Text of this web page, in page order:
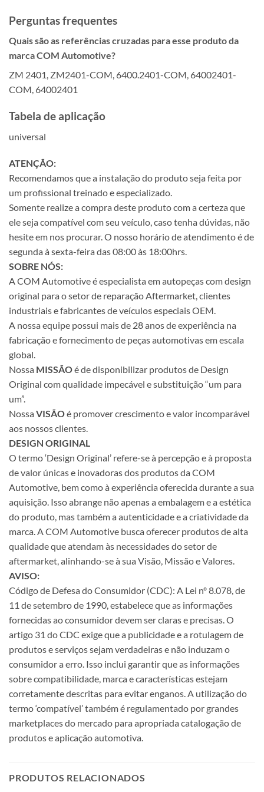
Perguntas frequentes
Quais são as referências cruzadas para esse produto da
marca COM Automotive?
ZM 2401, ZM2401-COM, 6400.2401-COM, 64002401-
COM, 64002401
Tabela de aplicação
universal
ATENÇÃO:
Recomendamos que a instalação do produto seja feita por
um profissional treinado e especializado.
Somente realize a compra deste produto com a certeza que
ele seja compatível com seu veículo, caso tenha dúvidas, não
hesite em nos procurar. O nosso horário de atendimento é de
segunda à sexta-feira das 08:00 às 18:00hrs.
SOBRE NÓS:
A COM Automotive é especialista em autopeças com design
original para o setor de reparação Aftermarket, clientes
industriais e fabricantes de veículos especiais OEM.
A nossa equipe possui mais de 28 anos de experiência na
fabricação e fornecimento de peças automotivas em escala
global.
Nossa MISSÃOé de disponibilizar produtos de Design
Original com qualidade impecável e substituição “um para
um”.
Nossa VISÃOé promover crescimento e valor incomparável
aos nossos clientes.
DESIGN ORIGINAL
O termo ‘Design Original’ refere-se à percepção e à proposta
de valor únicas e inovadoras dos produtos da COM
Automotive, bem como à experiência oferecida durante a sua
aquisição. Isso abrange não apenas a embalagem e a estética
do produto, mas também a autenticidade e a criatividade da
marca. A COM Automotive busca oferecer produtos de alta
qualidade que atendam às necessidades do setor de
aftermarket, alinhando-se à sua Visão, Missão e Valores.
AVISO:
Código de Defesa do Consumidor (CDC): A Lei nº 8.078, de
11 de setembro de 1990, estabelece que as informações
fornecidas ao consumidor devem ser claras e precisas. O
artigo 31 do CDC exige que a publicidade e a rotulagem de
produtos e serviços sejam verdadeiras e não induzam o
consumidor a erro. Isso inclui garantir que as informações
sobre compatibilidade, marca e características estejam
corretamente descritas para evitar enganos. A utilização do
termo ‘compatível’ também é regulamentado por grandes
marketplaces do mercado para apropriada catalogação de
produtos e aplicação automotiva.
PRODUTOS RELACIONADOS